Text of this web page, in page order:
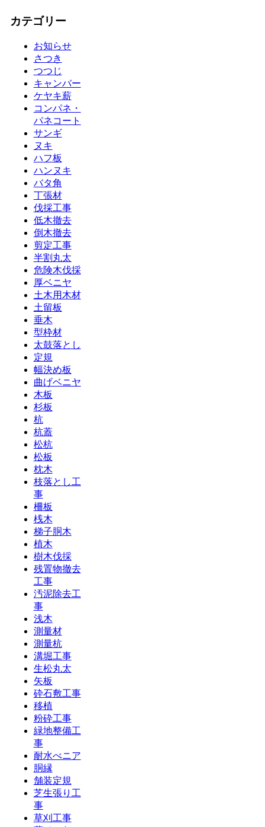
カテゴリー
お知らせ
さつき
つつじ
キャンバー
ケヤキ薪
コンパネ・
パネコート
サンギ
ヌキ
ハフ板
ハンヌキ
バタ角
丁張材
伐採工事
低木撤去
倒木撤去
剪定工事
半割丸太
危険木伐採
厚ベニヤ
土木用木材
土留板
垂木
型枠材
太鼓落とし
定規
幅決め板
曲げベニヤ
木板
杉板
杭
杭蓋
松杭
松板
枕木
枝落とし工
事
柵板
桟木
梯子胴木
植木
樹木伐採
残置物撤去
工事
汚泥除去工
事
浅木
測量材
測量杭
溝堀工事
生松丸太
矢板
砕石敷工事
移植
粉砕工事
緑地整備工
事
耐水べニア
胴縁
舗装定規
芝生張り工
事
草刈工事